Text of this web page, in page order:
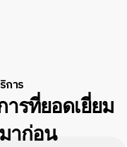
การ
รที่ยอดเยี่ยม
าก่อน